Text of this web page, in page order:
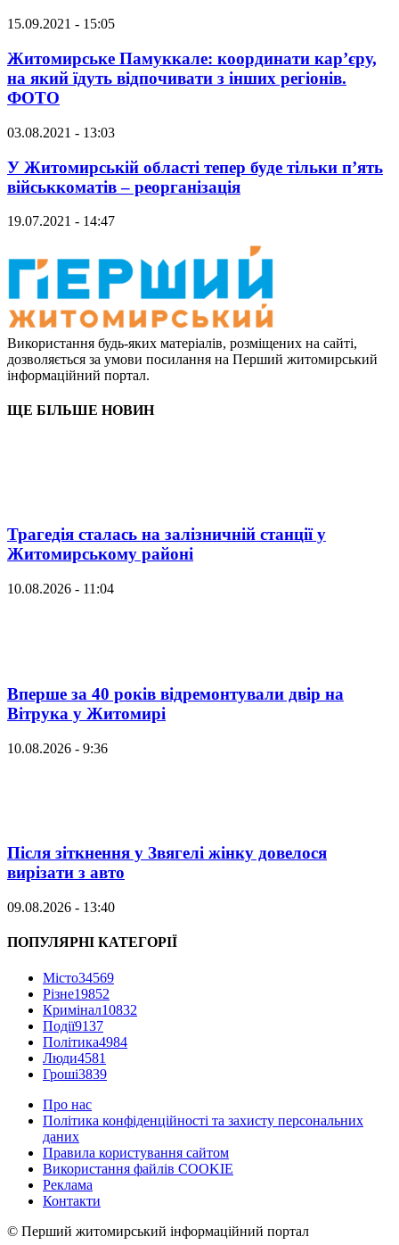
15.09.2021 - 15:05
Житомирське Памуккале: координати кар’єру,
на який їдуть відпочивати з інших регіонів.
ФОТО
03.08.2021 - 13:03
У Житомирській області тепер буде тільки п’ять
військкоматів – реорганізація
19.07.2021 - 14:47
Використання будь-яких матеріалів, розміщених на сайті,
дозволяється за умови посилання на Перший житомирський
інформаційний портал.
ЩЕ БІЛЬШЕ НОВИН
Трагедія сталась на залізничній станції у
Житомирському районі
10.08.2026 - 11:04
Вперше за 40 років відремонтували двір на
Вітрука у Житомирі
10.08.2026 - 9:36
Після зіткнення у Звягелі жінку довелося
вирізати з авто
09.08.2026 - 13:40
ПОПУЛЯРНІ КАТЕГОРІЇ
Місто34569
Різне19852
Кримінал10832
Події9137
Політика4984
Люди4581
Гроші3839
Про нас
Політика конфіденційності та захисту персональних
даних
Правила користування сайтом
Використання файлів COOKIE
Реклама
Контакти
© Перший житомирський інформаційний портал